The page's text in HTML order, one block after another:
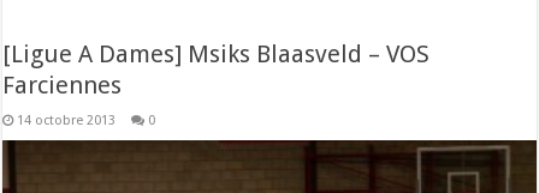
[Ligue A Dames] Msiks Blaasveld – VOS
Farciennes
14 octobre 2013 0